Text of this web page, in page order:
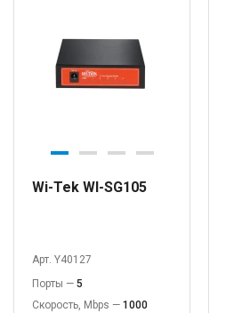
Wi-Tek WI-SG105
Арт. Y40127
Порты — 5
Скорость, Mbps — 1000